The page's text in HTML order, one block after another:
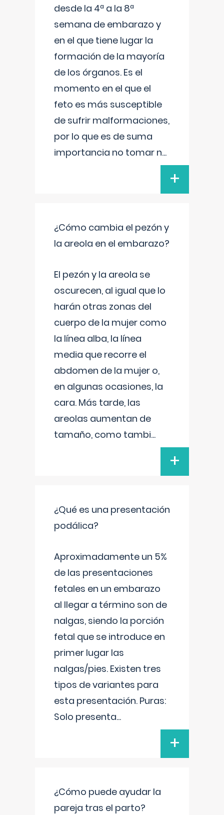
desde la 4ª a la 8ª
semana de embarazo y
en el que tiene lugar la
formación de la mayoría
de los órganos. Es el
momento en el que el
feto es más susceptible
de sufrir malformaciones,
por lo que es de suma
importancia no tomar n...
+
¿Cómo cambia el pezón y
la areola en el embarazo?
El pezón y la areola se
oscurecen, al igual que lo
harán otras zonas del
cuerpo de la mujer como
la línea alba, la línea
media que recorre el
abdomen de la mujer o,
en algunas ocasiones, la
cara. Más tarde, las
areolas aumentan de
tamaño, como tambi...
+
¿Qué es una presentación
podálica?
Aproximadamente un 5%
de las presentaciones
fetales en un embarazo
al llegar a término son de
nalgas, siendo la porción
fetal que se introduce en
primer lugar las
nalgas/pies. Existen tres
tipos de variantes para
esta presentación. Puras:
Solo presenta...
+
¿Cómo puede ayudar la
pareja tras el parto?